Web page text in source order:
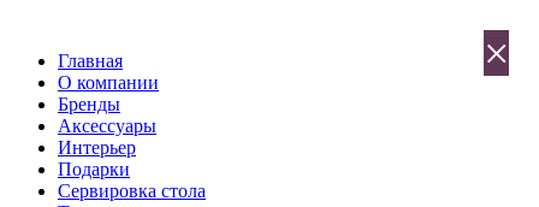
Главная
О компании
Бренды
Аксессуары
Интерьер
Подарки
Сервировка стола
×